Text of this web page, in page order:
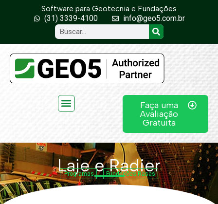
Software para Geotecnia e Fundações
(31) 3339-4100
info@geo5.com.br
Faça uma
Avaliação
Gratuita
Laje e Radier
Programas Fundações Rasas